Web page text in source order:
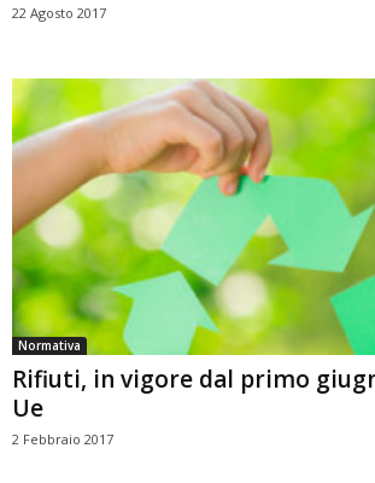
22 Agosto 2017
Normativa
Rifiuti, in vigore dal primo
Ue
2 Febbraio 2017